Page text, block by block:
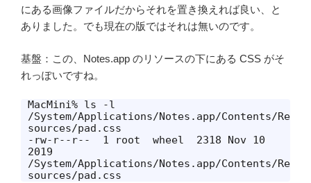
にある画像ファイルだからそれを置き換えれば良い、と
ありました。でも現在の版ではそれは無いのです。
基盤：この、Notes.app のリソースの下にある CSS がそ
れっぽいですね。
MacMini% ls -l
/System/Applications/Notes.app/Contents/Re
sources/pad.css
-rw-r--r--  1 root  wheel  2318 Nov 10
2019
/System/Applications/Notes.app/Contents/Re
sources/pad.css